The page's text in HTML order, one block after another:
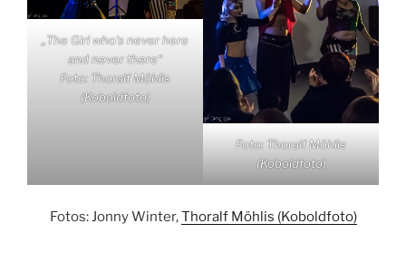
„The Girl who’s never here
and never there“
Foto: Thoralf Möhlis
(Koboldfoto)
Foto: Thoralf Möhlis
(Koboldfoto)
Fotos: Jonny Winter,Thoralf Möhlis (Koboldfoto)